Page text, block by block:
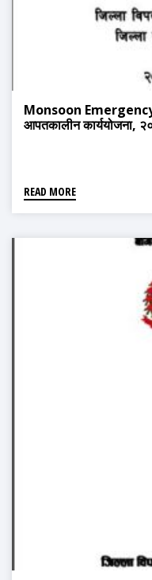
Monsoon
आपतकालीन कार्ययोजना,
READ MORE